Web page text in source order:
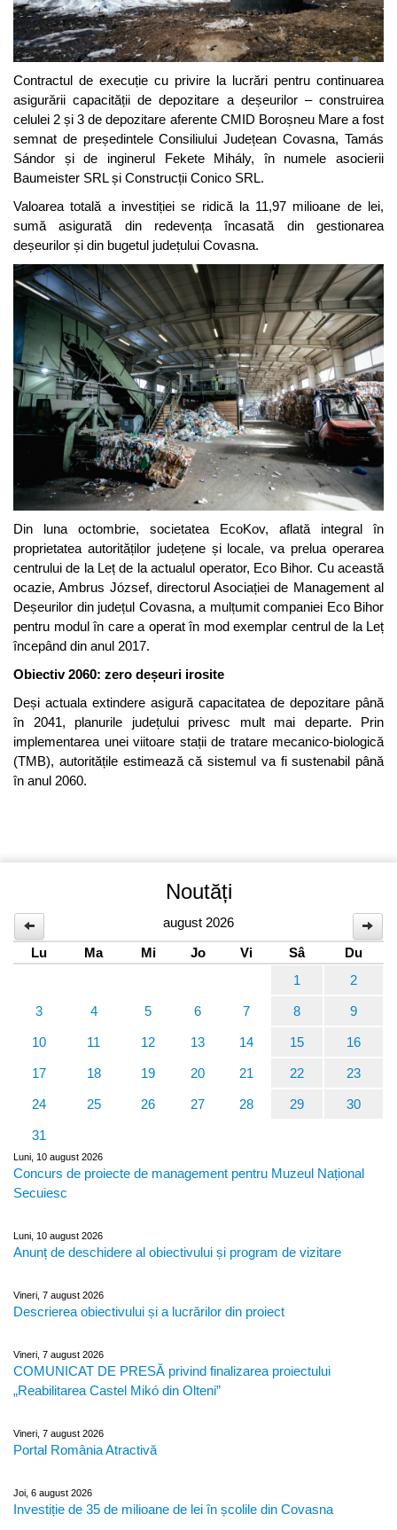
Contractul de execuție cu privire la lucrări pentru continuarea
asigurării capacității de depozitare a deșeurilor – construirea
celulei 2 și 3 de depozitare aferente CMID Boroșneu Mare a fost
semnat de președintele Consiliului Județean Covasna, Tamás
Sándor și de inginerul Fekete Mihály, în numele asocierii
Baumeister SRL și Construcții Conico SRL.
Valoarea totală a investiției se ridică la 11,97 milioane de lei,
sumă asigurată din redevența încasată din gestionarea
deșeurilor și din bugetul județului Covasna.
Din luna octombrie, societatea EcoKov, aflată integral în
proprietatea autorităților județene și locale, va prelua operarea
centrului de la Leț de la actualul operator, Eco Bihor. Cu această
ocazie, Ambrus József, directorul Asociației de Management al
Deșeurilor din județul Covasna, a mulțumit companiei Eco Bihor
pentru modul în care a operat în mod exemplar centrul de la Leț
începând din anul 2017.
Obiectiv 2060: zero deșeuri irosite
Deși actuala extindere asigură capacitatea de depozitare până
în 2041, planurile județului privesc mult mai departe. Prin
implementarea unei viitoare stații de tratare mecanico-biologică
(TMB), autoritățile estimează că sistemul va fi sustenabil până
în anul 2060.
Noutăți
august 2026
Lu
Ma Mi Jo Vi Sâ
Du
1
2
3 4 5 6 7 8 9
10 11 12 13 14 15 16
17 18 19 20 21 22 23
24 25 26 27 28 29 30
31
Luni, 10 august 2026
Concurs de proiecte de management pentru Muzeul Național
Secuiesc
Luni, 10 august 2026
Anunț de deschidere al obiectivului și program de vizitare
Vineri, 7 august 2026
Descrierea obiectivului și a lucrărilor din proiect
Vineri, 7 august 2026
COMUNICAT DE PRESĂ privind finalizarea proiectului
„Reabilitarea Castel Mikó din Olteni”
Vineri, 7 august 2026
Portal România Atractivă
Joi, 6 august 2026
Investiție de 35 de milioane de lei în școlile din Covasna